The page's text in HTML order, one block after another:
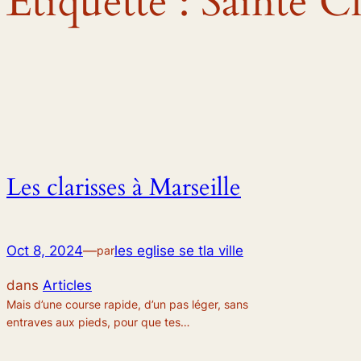
Les clarisses à Marseille
Oct 8, 2024—parles eglise se tla ville
dans Articles
Mais d’une course rapide, d’un pas léger, sans
entraves aux pieds, pour que tes…